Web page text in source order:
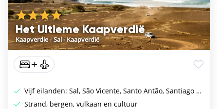
Het Ultieme Kaapverdië
Kaapverdie/Sal - Kaapverdië
Vijf eilanden: Sal, São Vicente, Santo Antão, Santiago en Fogo
Strand, bergen, vulkaan en cultuur